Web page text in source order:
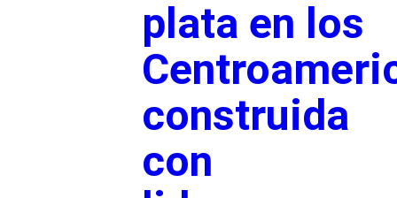
plata en los
construida
con